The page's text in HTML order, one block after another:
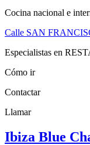
Cocina nacional e
Calle SAN
Especialistas en
Cómo ir
Contactar
Llamar
Ibiza Blue